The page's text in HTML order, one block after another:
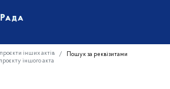
інших актів
Пошук за реквізитами
іншого акта